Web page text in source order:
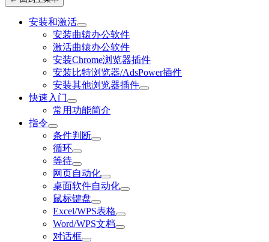
安装和激活
安装曲辕办公软件
激活曲辕办公软件
安装Chrome浏览器插件
安装比特浏览器/AdsPower插件
安装其他浏览器插件
快速入门
常用功能简介
指令
条件判断
循环
等待
网页自动化
桌面软件自动化
鼠标键盘
Excel/WPS表格
Word/WPS文档
对话框